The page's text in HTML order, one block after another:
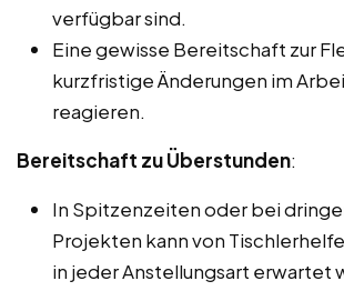
verfügbar sind.
Eine gewisse Bereitschaft zur
kurzfristige Änderungen im
reagieren.
Bereitschaft zu Überstunden:
In Spitzenzeiten oder bei
Projekten kann von
in jeder Anstellungsart erwartet